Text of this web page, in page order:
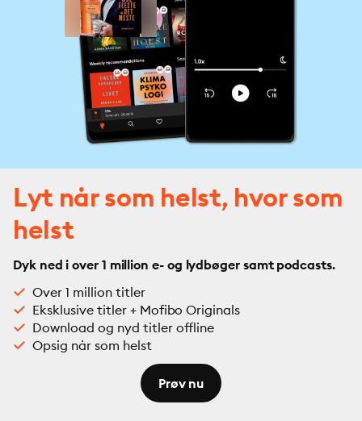
Lyt når som helst, hvor som
helst
Dyk ned i over 1 million e- og lydbøger samt podcasts.
Over 1 million titler
Eksklusive titler + Mofibo Originals
Download og nyd titler offline
Opsig når som helst
Prøv nu